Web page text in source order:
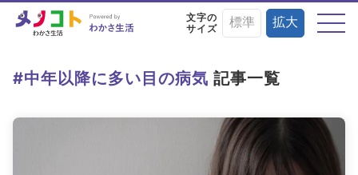
文字の
サイズ
標準 拡大
目にまつわる
目を鍛える
#中年以降に多い目の病気 記事一覧